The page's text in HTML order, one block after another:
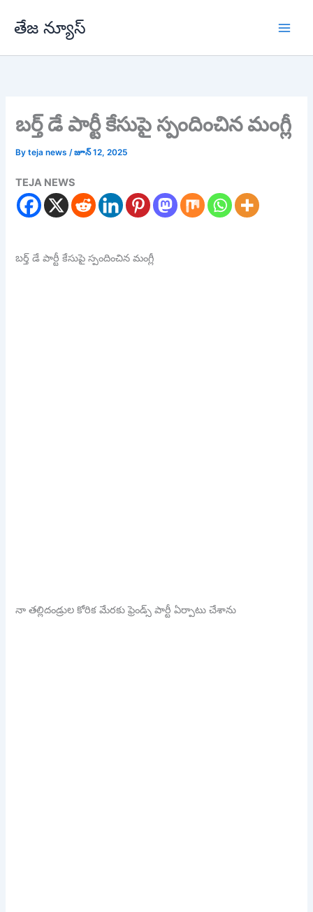
తేజ న్యూస్
బర్త్ డే పార్టీ కేసుపై స్పందించిన మంగ్లీ
Byteja news/జూన్ 12, 2025
TEJA NEWS
బర్త్ డే పార్టీ కేసుపై స్పందించిన మంగ్లీ
నా తల్లిదండ్రుల కోరిక మేరకు ఫ్రెండ్స్ పార్టీ ఏర్పాటు చేశాను